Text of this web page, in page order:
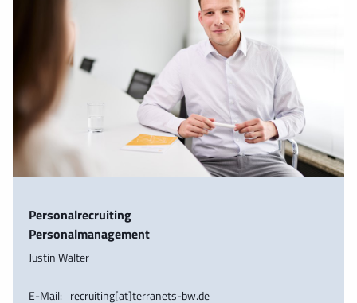
Personalrecruiting
Personalmanagement
Justin Walter
E-Mail: recruiting[at]terranets-bw.de